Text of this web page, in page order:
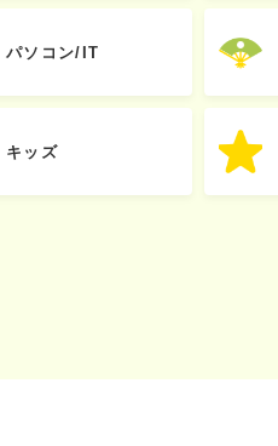
パソコン/IT
キッズ